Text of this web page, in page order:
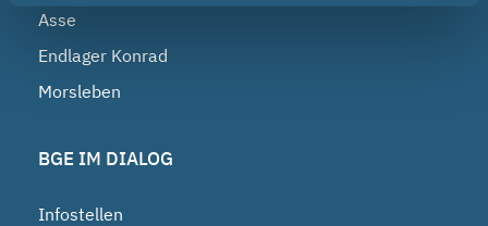
Asse
Endlager Konrad
Morsleben
BGE IM DIALOG
Infostellen